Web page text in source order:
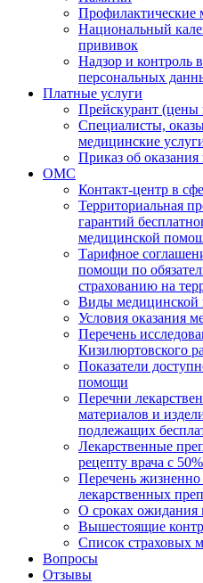
Профилактические
Национальный
прививок
Надзор и контроль
персональных
Платные услуги
Прейскурант (цены
Специалисты,
медицинские
Приказ об
ОМС
Контакт-центр в
Территориальная
гарантий
медицинской
Тарифное
помощи по
страхованию на
Виды
Условия оказания
Перечень
Кизилюртовского
Показатели
помощи
Перечни
материалов и
подлежащих
Лекарственные
рецепту врача с
Перечень
лекарственных
О сроках
Вышестоящие
Список страховых
Вопросы
Отзывы